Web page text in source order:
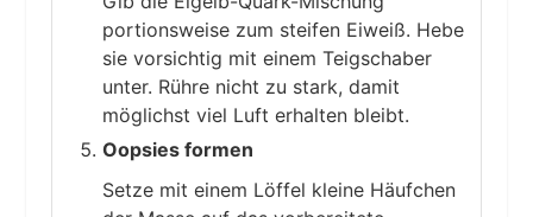
portionsweise zum steifen Eiweiß. Hebe
sie vorsichtig mit einem Teigschaber
unter. Rühre nicht zu stark, damit
möglichst viel Luft erhalten bleibt.
Oopsies formen
Setze mit einem Löffel kleine Häufchen